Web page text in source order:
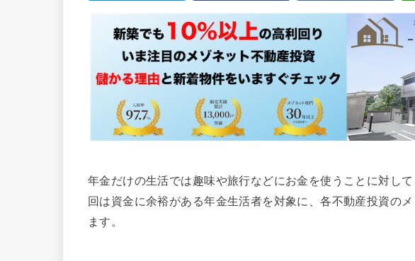
年金だけの生活では趣味や旅行などにお金を使うことに対し
回は資金に余裕がある年金生活者を対象に、各不動産投資の
ます。